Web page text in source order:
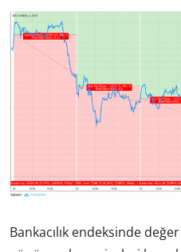
Bankacılık endeksinde